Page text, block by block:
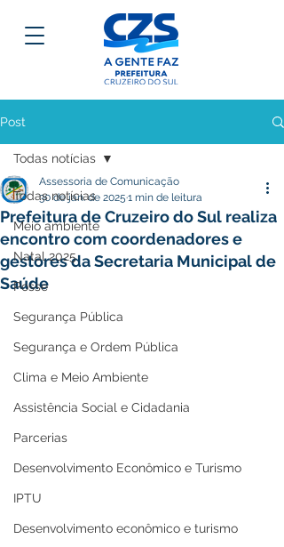
Post
Todas notícias
Meio ambiente
Natal 2025
Posse
Segurança Pública
Segurança e Ordem Pública
Clima e Meio Ambiente
Assistência Social e Cidadania
Parcerias
Desenvolvimento Econômico e Turismo
IPTU
Desenvolvimento econômico e turismo
Todas notícias
Prefeitura de Cruzeiro do Sul realiza
encontro com coordenadores e
gestores da Secretaria Municipal de
Saúde
Assessoria de Comunicação
30 de jan. de 2025 1 min de leitura